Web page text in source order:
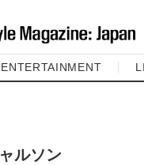
ルソン